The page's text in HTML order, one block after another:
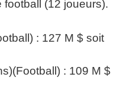
(12 joueurs).
: 127 M $ soit
: 109 M $